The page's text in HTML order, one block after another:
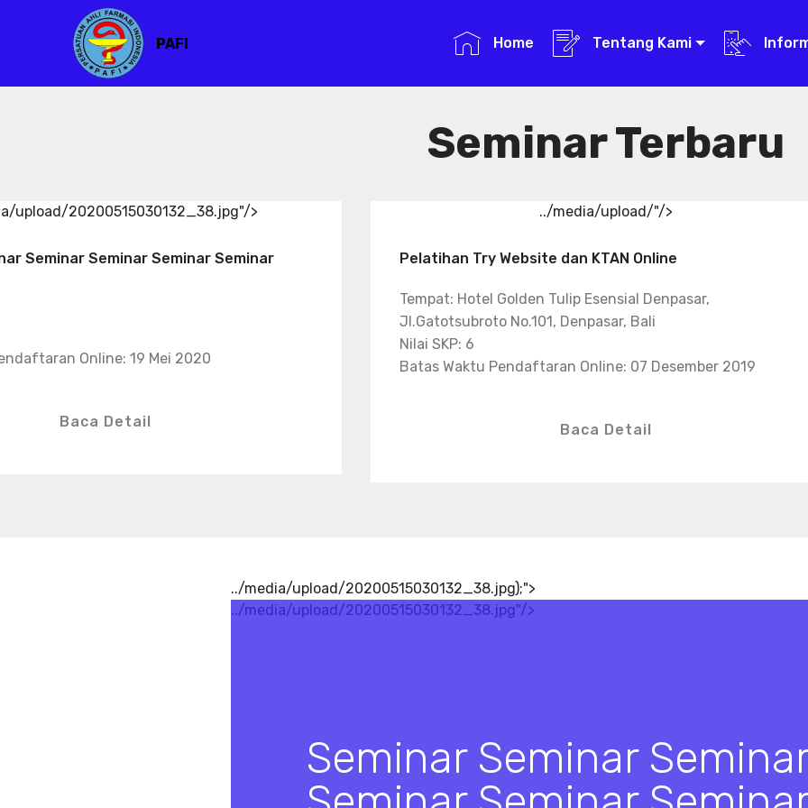
PAFI Home Tentang Kami
Seminar Terbaru
upload/20200515030132_38.jpg"/>
Seminar Seminar Seminar Seminar
Online: 19 Mei 2020
Baca Detail
../media/upload/"/>
Pelatihan Try Website dan KTAN Online
Tempat: Hotel Golden Tulip Esensial Denpasar,
Jl.Gatotsubroto No.101, Denpasar, Bali
Nilai SKP: 6
Batas Waktu Pendaftaran Online: 07 Desember 2019
Baca Detail
../media/upload/20200515030132_38.jpg);">
../media/upload/20200515030132_38.jpg"/>
Seminar Seminar